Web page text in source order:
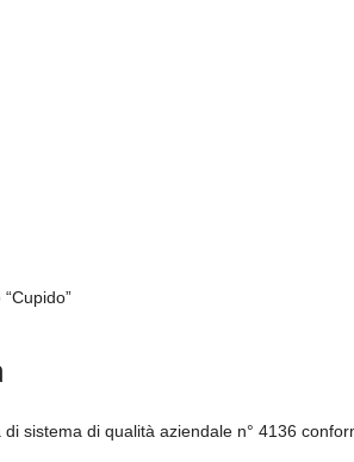
sistema di qualità aziendale n° 4136